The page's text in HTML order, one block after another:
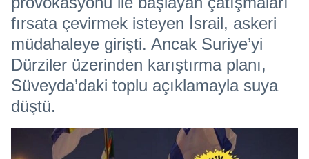
fırsata çevirmek isteyen İsrail, askeri
müdahaleye girişti. Ancak Suriye’yi
Dürziler üzerinden karıştırma planı,
Süveyda’daki toplu açıklamayla suya
düştü.